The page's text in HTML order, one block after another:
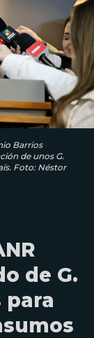
Barrios
de unos G.
Foto: Néstor
de G.
para